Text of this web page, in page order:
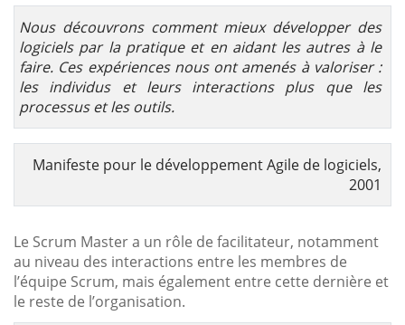
Nous découvrons comment mieux développer des
logiciels par la pratique et en aidant les autres à le
faire. Ces expériences nous ont amenés à valoriser :
les individus et leurs interactions plus que les
processus et les outils.
Manifeste pour le développement Agile de logiciels,
2001
Le Scrum Master a un rôle de facilitateur, notamment
au niveau des interactions entre les membres de
l’équipe Scrum, mais également entre cette dernière et
le reste de l’organisation.